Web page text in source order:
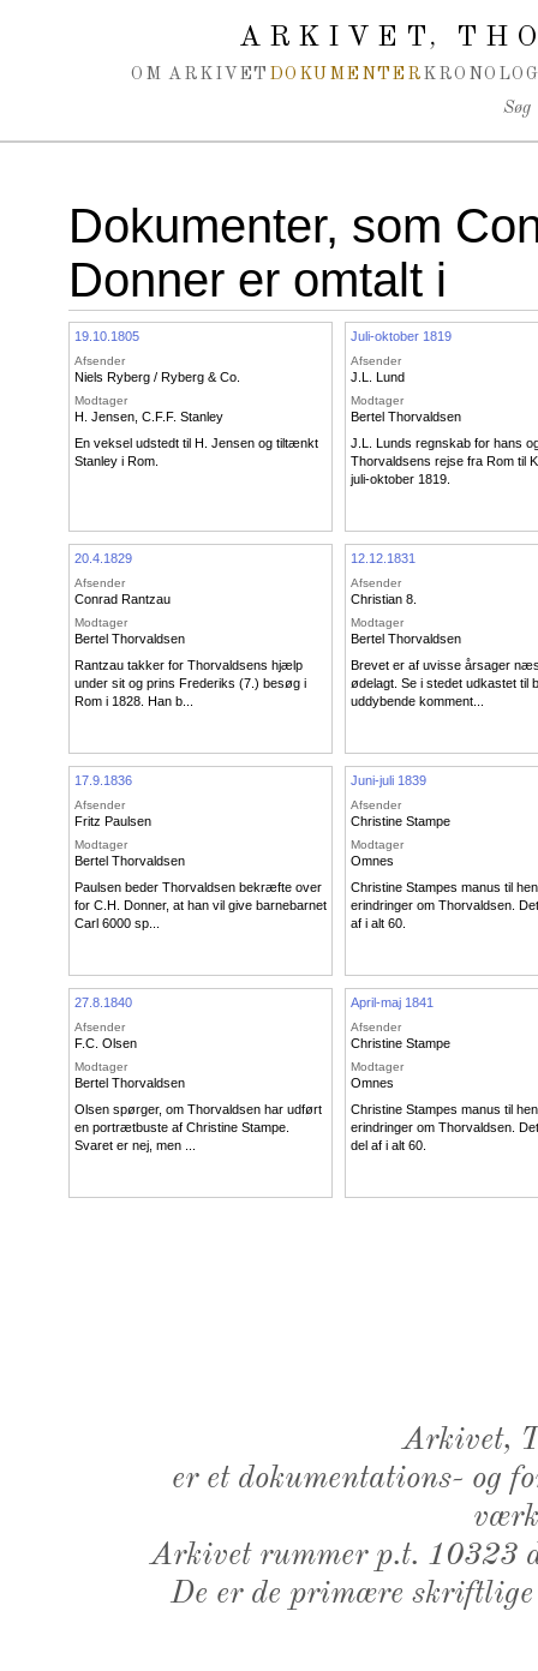
ARKIVET,
OM ARKIVET DOKUMENTER
Søg
Dokumenter, som
Donner er omtalt i
19.10.1805
Afsender
Niels Ryberg / Ryberg & Co.
Modtager
H. Jensen C.F.F. Stanley
En veksel udstedt til H. Jensen og tiltænkt
Stanley i Rom.
Juli-oktober 1819
Afsender
J.L. Lund
Modtager
Bertel Thorvaldsen
J.L. Lunds regnskab for hans
Thorvaldsens rejse fra Rom til
juli-oktober 1819.
20.4.1829
Afsender
Conrad Rantzau
Modtager
Bertel Thorvaldsen
Rantzau takker for Thorvaldsens hjælp
under sit og prins Frederiks (7.) besøg i
Rom i 1828. Han b...
12.12.1831
Afsender
Christian 8.
Modtager
Bertel Thorvaldsen
Brevet er af uvisse årsager
ødelagt. Se i stedet udkastet til
uddybende komment...
17.9.1836
Afsender
Fritz Paulsen
Modtager
Bertel Thorvaldsen
Paulsen beder Thorvaldsen bekræfte over
for C.H. Donner, at han vil give barnebarnet
Carl 6000 sp...
Juni-juli 1839
Afsender
Christine Stampe
Modtager
Omnes
Christine Stampes manus til
erindringer om Thorvaldsen.
af i alt 60.
27.8.1840
Afsender
F.C. Olsen
Modtager
Bertel Thorvaldsen
Olsen spørger, om Thorvaldsen har udført
en portrætbuste af Christine Stampe.
Svaret er nej, men ...
April-maj 1841
Afsender
Christine Stampe
Modtager
Omnes
Christine Stampes manus til
erindringer om Thorvaldsen.
del af i alt 60.
Arkivet,
er et dokumentations- og
Arkivet rummer p.t. 10323
De er de primære